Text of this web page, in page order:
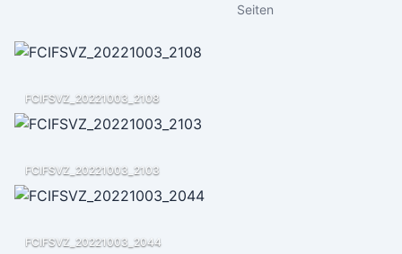
Seiten
FCIFSVZ_20221003_2108
FCIFSVZ_20221003_2103
FCIFSVZ_20221003_2044